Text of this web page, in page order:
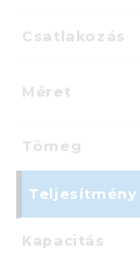
Csatlakozás
Méret
Tömeg
Teljesítmény
Kapacitás